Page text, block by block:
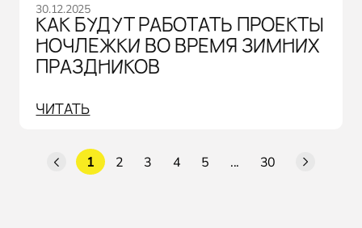
30.12.2025
КАК БУДУТ РАБОТАТЬ ПРОЕКТЫ
НОЧЛЕЖКИ ВО ВРЕМЯ ЗИМНИХ
ПРАЗДНИКОВ
ЧИТАТЬ
1 2 3 4 5 ... 30